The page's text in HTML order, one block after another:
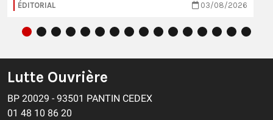
ÉDITORIAL 03/08/2026
Lutte Ouvrière
BP 20029 - 93501 PANTIN CEDEX
01 48 10 86 20